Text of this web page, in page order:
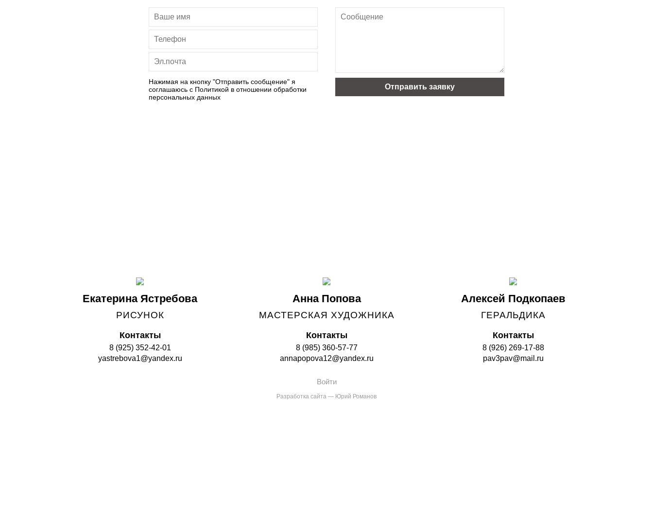
Нажимая на кнопку "Отправить сообщение" я
соглашаюсь с Политикой в отношении обработки
персональных данных
Екатерина Ястребова
РИСУНОК
Контакты
8 (925) 352-42-01
yastrebova1@yandex.ru
Анна Попова
МАСТЕРСКАЯ ХУДОЖНИКА
Контакты
8 (985) 360-57-77
annapopova12@yandex.ru
Алексей Подкопаев
ГЕРАЛЬДИКА
Контакты
8 (926) 269-17-88
pav3pav@mail.ru
Войти
Разработка сайта — Юрий Романов